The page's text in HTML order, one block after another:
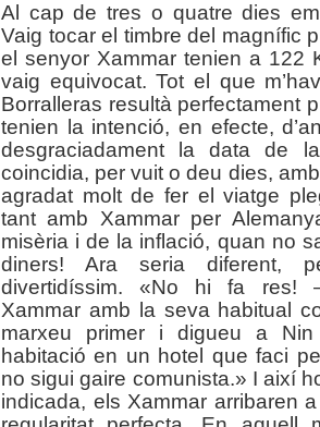
Al cap de tres o quatre dies
Vaig tocar el timbre del magnífic
el senyor Xammar tenien a 122
vaig equivocat. Tot el que
Borralleras resultà perfectament
tenien la intenció, en efecte,
desgraciadament la data de
coincidia, per vuit o deu dies,
agradat molt de fer el viatge
tant amb Xammar per
misèria i de la inflació, quan no
diners! Ara seria diferent,
divertidíssim. «No hi fa res!
Xammar amb la seva habitual
marxeu primer i digueu a
habitació en un hotel que faci
no sigui gaire comunista.» I així
indicada, els Xammar arribaren